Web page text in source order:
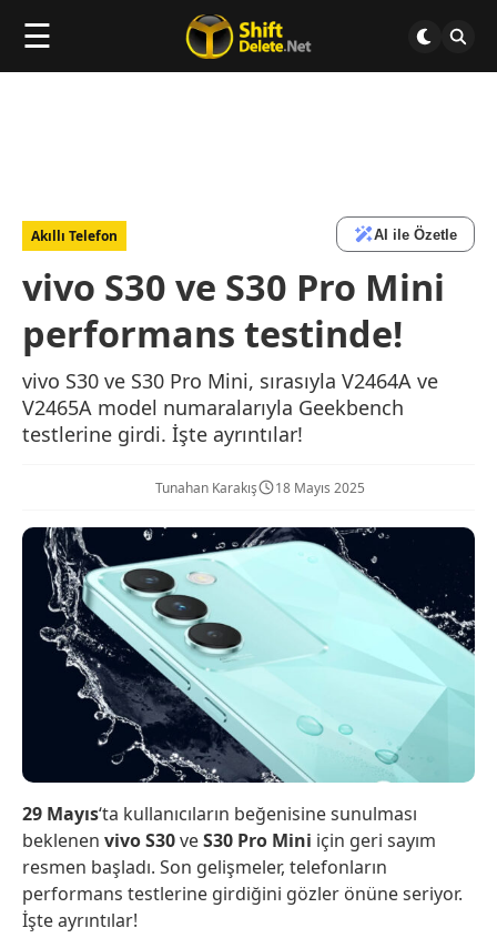
☰
Akıllı Telefon AI ile Özetle
vivo S30 ve S30 Pro Mini
performans testinde!
vivo S30 ve S30 Pro Mini, sırasıyla V2464A ve
V2465A model numaralarıyla Geekbench
testlerine girdi. İşte ayrıntılar!
Tunahan Karakış 18 Mayıs 2025
29 Mayıs‘ta kullanıcıların beğenisine sunulması
beklenen vivo S30veS30 Pro Mini için geri sayım
resmen başladı. Son gelişmeler, telefonların
performans testlerine girdiğini gözler önüne seriyor.
İşte ayrıntılar!